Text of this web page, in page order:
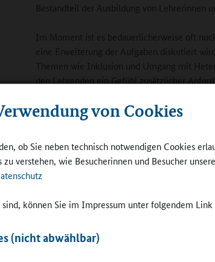
von Cookies
ob Sie neben technisch notwendigen Cookies
verstehen, wie Besucherinnen und Besucher
können Sie im Impressum unter folgendem Link
(nicht abwählbar)
Bestandteil der Ausbildung von Lehrerinnen
Im Moment ist es bedauerlicherweise oft
eine Erweiterung der Aufgaben diskutiert
Themen wie Inklusion und Umgang mit
den Lehrenden ein Gefühl zusätzlicher
ausmacht. Guter Unterricht ist motivierend,
und angeleitet, rhythmisiert im Ganztag, um
Moment haben Digitale Medien noch zu oft
Online-Redaktion:
entwickelt. Dabei beachten wir regionale